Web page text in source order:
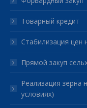
Товарный кредит
Стабилизация цен
Прямой закуп
Реализация зерна
условиях)